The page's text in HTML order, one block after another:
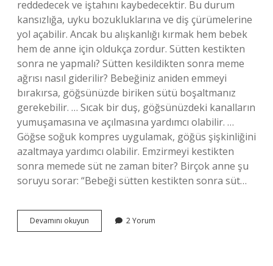
reddedecek ve iştahını kaybedecektir. Bu durum
kansızlığa, uyku bozukluklarına ve diş çürümelerine
yol açabilir. Ancak bu alışkanlığı kırmak hem bebek
hem de anne için oldukça zordur. Sütten kestikten
sonra ne yapmalı? Sütten kesildikten sonra meme
ağrısı nasıl giderilir? Bebeğiniz aniden emmeyi
bırakırsa, göğsünüzde biriken sütü boşaltmanız
gerekebilir. … Sıcak bir duş, göğsünüzdeki kanalların
yumuşamasına ve açılmasına yardımcı olabilir. …
Göğse soğuk kompres uygulamak, göğüs şişkinliğini
azaltmaya yardımcı olabilir. Emzirmeyi kestikten
sonra memede süt ne zaman biter? Birçok anne şu
soruyu sorar: “Bebeği sütten kestikten sonra süt…
Devamını okuyun Emzirmeyi
Bıraktıktan
2 Yorum